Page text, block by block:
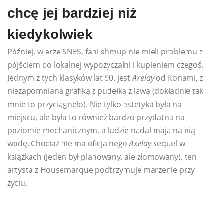
chcę jej bardziej niż
kiedykolwiek
Później, w erze SNES, fani shmup nie mieli problemu z
pójściem do lokalnej wypożyczalni i kupieniem czegoś.
Jednym z tych klasyków lat 90. jestAxelayod Konami, z
niezapomnianą grafiką z pudełka z lawą (dokładnie tak
mnie to przyciągnęło). Nie tylko estetyka była na
miejscu, ale była to również bardzo przydatna na
poziomie mechanicznym, a ludzie nadal mają na nią
wodę. Chociaż nie ma oficjalnegoAxelaysequel w
książkach (jeden był planowany, ale złomowany), ten
artysta z Housemarque podtrzymuje marzenie przy
życiu.